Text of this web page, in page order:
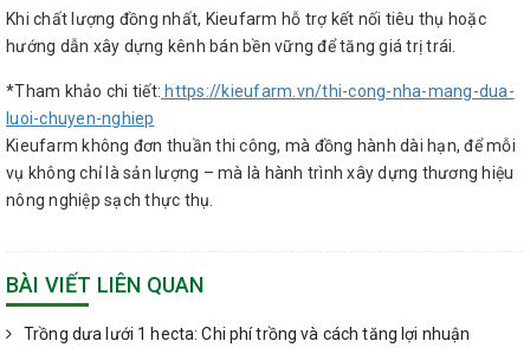
Khi chất lượng đồng nhất, Kieufarm hỗ trợ kết nối tiêu thụ hoặc
hướng dẫn xây dựng kênh bán bền vững để tăng giá trị trái.
*Tham khảo chi tiết: https://kieufarm.vn/thi-cong-nha-mang-dua-
luoi-chuyen-nghiep
Kieufarm không đơn thuần thi công, mà đồng hành dài hạn, để mỗi
vụ không chỉ là sản lượng – mà là hành trình xây dựng thương hiệu
nông nghiệp sạch thực thụ.
BÀI VIẾT LIÊN QUAN
Trồng dưa lưới 1 hecta: Chi phí trồng và cách tăng lợi nhuận